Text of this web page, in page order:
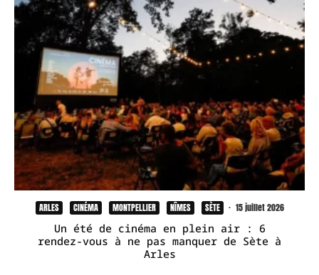
ARLES CINÉMA MONTPELLIER NÎMES SÈTE · 15 juillet 2026
Un été de cinéma en plein air : 6
rendez-vous à ne pas manquer de Sète à
Arles